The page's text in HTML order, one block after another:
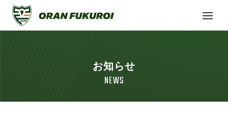
お知らせ
NEWS